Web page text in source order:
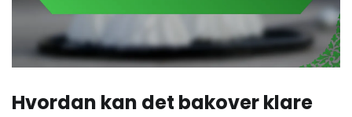
Hvordan kan det bakover klare